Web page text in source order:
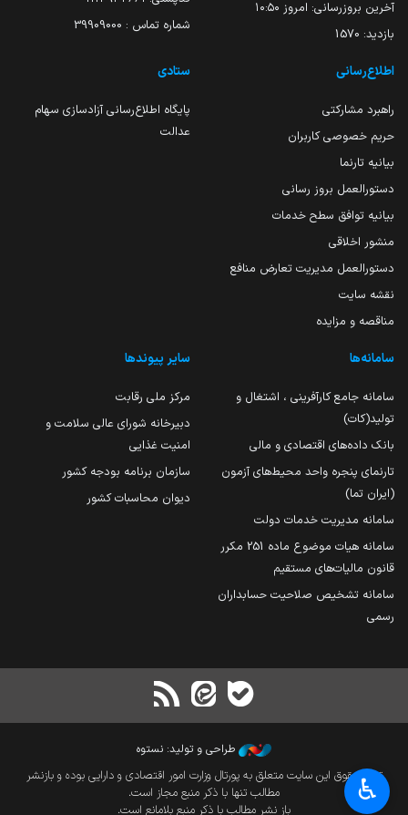
آخرین بروزرسانی: امروز ۱۰:۵۰
بازدید: 1570
شماره تماس : 39909000
اطلاع‌رسانی
راهبرد مشارکتی
حریم خصوصی کاربران
بیانیه تارنما
دستورالعمل بروز رسانی
بیانیه توافق سطح خدمات
منشور اخلاقی
دستورالعمل مدیریت تعارض منافع
نقشه سایت
مناقصه و مزایده
ستادی
پایگاه اطلاع‌رسانی آزادسازی سهام
عدالت
سامانه‌ها
سامانه جامع کارآفرینی ، اشتغال و
تولید(کات)
بانک داده‌های اقتصادی و مالی
تارنمای پنجره واحد محیط‌های آزمون
(ایران تما)
سامانه مدیریت خدمات دولت
سامانه هیات موضوع ماده 251 مکرر
قانون مالیات‌های مستقیم
سامانه تشخیص صلاحیت حسابداران
رسمی
سایر پیوندها
مرکز ملی رقابت
دبیرخانه شورای عالی سلامت و
امنیت غذایی
سازمان برنامه بودجه کشور
دیوان محاسبات کشور
طراحی و تولید: نستوه
تمام حقوق این سایت متعلق به پورتال وزارت امور اقتصادی و دارایی بوده و بازنشر
مطالب تنها با ذکر منبع مجاز است.
باز نشر مطالب با ذکر منبع بلامانع است.
♿︎